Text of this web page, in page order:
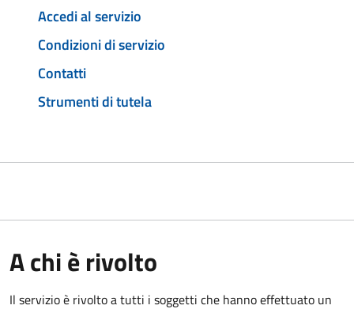
Accedi al servizio
Condizioni di servizio
Contatti
Strumenti di tutela
A chi è rivolto
Il servizio è rivolto a tutti i soggetti che hanno effettuato un